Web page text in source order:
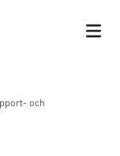
och